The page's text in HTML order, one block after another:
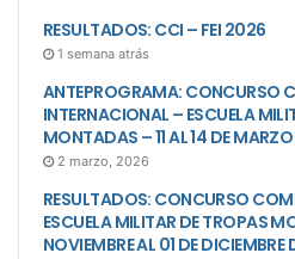
RESULTADOS: CCI – FEI 2026
1 semana atrás
ANTEPROGRAMA: CONCURSO
INTERNACIONAL – ESCUELA
MONTADAS – 11 AL 14 DE
2 marzo, 2026
RESULTADOS: CONCURSO
ESCUELA MILITAR DE TROPAS
NOVIEMBRE AL 01 DE DICIEMBRE